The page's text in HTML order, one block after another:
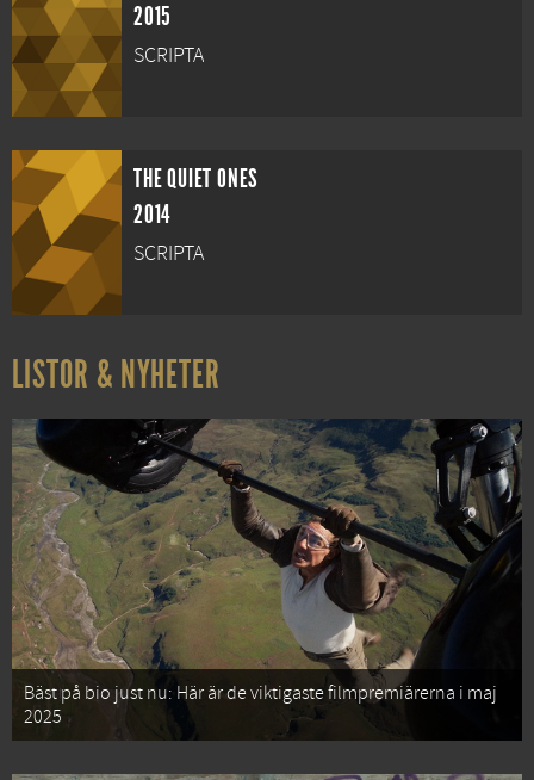
2015
SCRIPTA
THE QUIET ONES
2014
SCRIPTA
LISTOR & NYHETER
Bäst på bio just nu: Här är de viktigaste filmpremiärerna i maj
2025